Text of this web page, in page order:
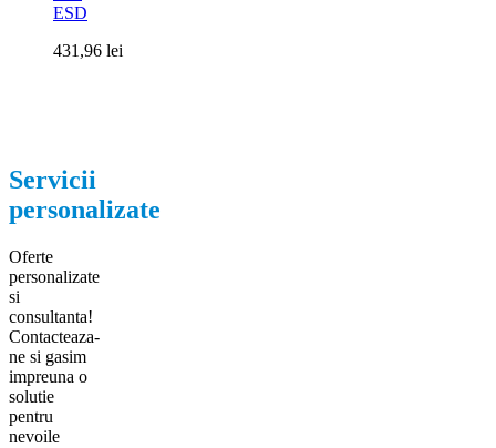
ESD
431,96 lei
Servicii
personalizate
Oferte
personalizate
si
consultanta!
Contacteaza-
ne si gasim
impreuna o
solutie
pentru
nevoile